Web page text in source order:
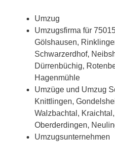
Umzug
Umzugsfirma für
Gölshausen,
Schwarzerdhof,
Dürrenbüchig,
Hagenmühle
Umzüge und Umzug
Knittlingen,
Walzbachtal,
Oberderdingen,
Umzugsunternehmen